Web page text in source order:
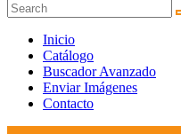
Inicio
Catálogo
Buscador Avanzado
Enviar Imágenes
Contacto